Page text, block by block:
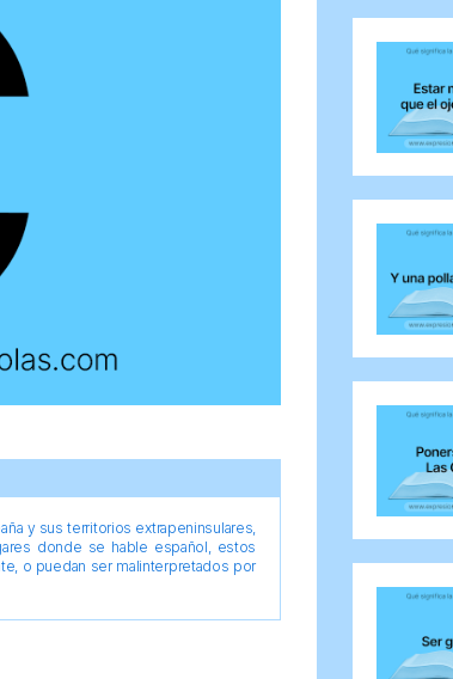
y sus territorios extrapeninsulares,
donde se hable español, estos
o puedan ser malinterpretados por